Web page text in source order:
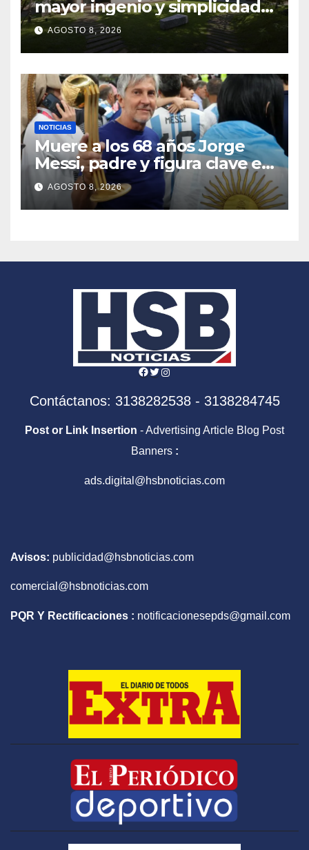
mayor ingenio y simplicidad
en Japón
AGOSTO 8, 2026
NOTICIAS
Muere a los 68 años Jorge
Messi, padre y figura clave en
la carrera de Lionel Messi;
luchaba desde hacía tiempo
contra una enfermedad
AGOSTO 8, 2026
Facebook
Twitter
Instagram
Contáctanos: 3138282538 - 3138284745
Post or Link Insertion - Advertising Article Blog Post
Banners :
ads.digital@hsbnoticias.com
Avisos: publicidad@hsbnoticias.com
comercial@hsbnoticias.com
PQR Y Rectificaciones : notificacionesepds@gmail.com